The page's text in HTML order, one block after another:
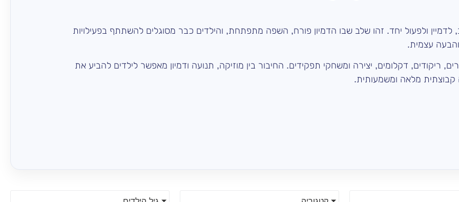
ולפעול יחד. זהו שלב שבו הדמיון פורח, השפה מתפתחת, והילדים כבר מסוגלים להשתתף בפעילויות
עצמית.
ריקודים, דקלומים, יצירה ומשחקי תפקידים. החיבור בין מוזיקה, תנועה ודמיון מאפשר לילדים להביע את
קבוצתית מלאה ומשמעותית.